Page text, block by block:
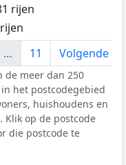
rijen
rijen
… 11 Volgende
de meer dan 250
het postcodegebied
huishoudens en
op de postcode
die postcode te